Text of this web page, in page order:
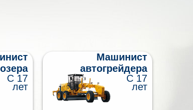
С 17
лет
Машинист
автогрейдера
С 17
лет